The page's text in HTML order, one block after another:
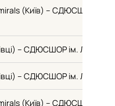
(Київ) – СДЮСШОР ім.
– СДЮСШОР ім. Літвака
– СДЮСШОР ім. Літвака
(Київ) – СДЮСШОР ім.